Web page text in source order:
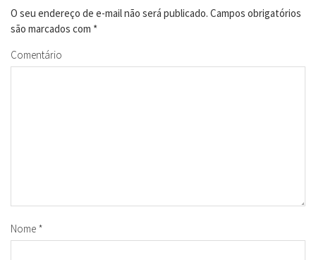
O seu endereço de e-mail não será publicado. Campos obrigatórios
são marcados com *
Comentário
Nome *